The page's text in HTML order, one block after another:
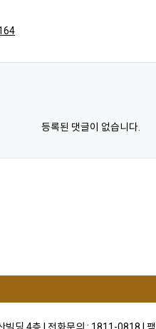
등록된 댓글이 없습니다.